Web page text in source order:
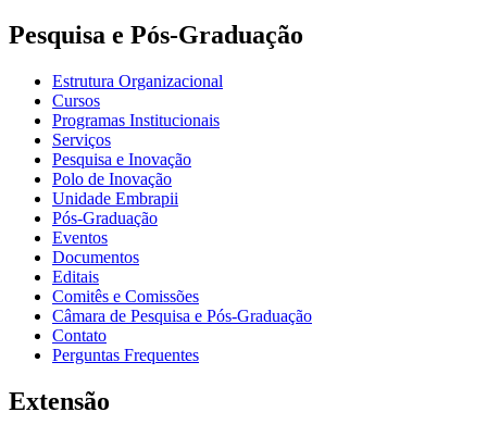
Pesquisa e Pós-Graduação
Estrutura Organizacional
Cursos
Programas Institucionais
Serviços
Pesquisa e Inovação
Polo de Inovação
Unidade Embrapii
Pós-Graduação
Eventos
Documentos
Editais
Comitês e Comissões
Câmara de Pesquisa e Pós-Graduação
Contato
Perguntas Frequentes
Extensão